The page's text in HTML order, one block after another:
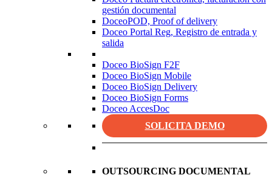
gestión documental
DoceoPOD, Proof of delivery
Doceo Portal Reg, Registro de entrada y
salida
Doceo BioSign F2F
Doceo BioSign Mobile
Doceo BioSign Delivery
Doceo BioSign Forms
Doceo AccesDoc
SOLICITA DEMO
OUTSOURCING DOCUMENTAL